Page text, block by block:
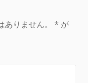
りません。 * が